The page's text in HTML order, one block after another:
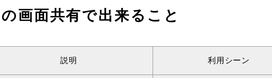
画面共有で出来ること
説明 利用シーン